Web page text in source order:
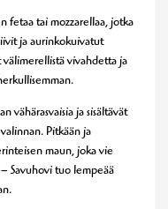
fetaa tai mozzarellaa, jotka
ja aurinkokuivatut
vivahdetta ja
vähärasvaisia ja sisältävät
Pitkään ja
maun, joka vie
Savuhovi tuo lempeää